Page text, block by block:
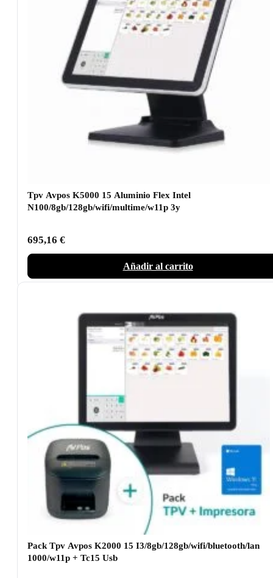
Tpv Avpos K5000 15 Aluminio Flex Intel
N100/8gb/128gb/wifi/multime/w11p 3y
695,16 €
Añadir al carrito
Pack Tpv Avpos K2000 15 I3/8gb/128gb/wifi/bluetooth/lan
1000/w11p + Tc15 Usb